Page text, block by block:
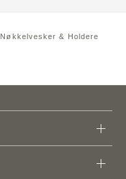
Nøkkelvesker & Holdere